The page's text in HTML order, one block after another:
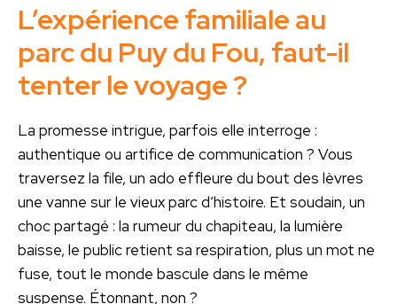
L’expérience familiale au
parc du Puy du Fou, faut-il
tenter le voyage ?
La promesse intrigue, parfois elle interroge :
authentique ou artifice de communication ? Vous
traversez la file, un ado effleure du bout des lèvres
une vanne sur le vieux parc d’histoire. Et soudain, un
choc partagé : la rumeur du chapiteau, la lumière
baisse, le public retient sa respiration, plus un mot ne
fuse, tout le monde bascule dans le même
suspense. Étonnant, non ?